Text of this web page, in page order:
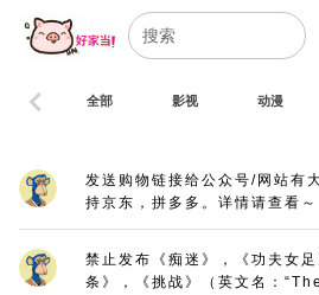
全部 影视 动漫
chevron_left
发送购物链接给公众号/网站有
持京东，拼多多。详情请查看～
禁止发布《痴迷》，《功夫女
条》，《挑战》（英文名：